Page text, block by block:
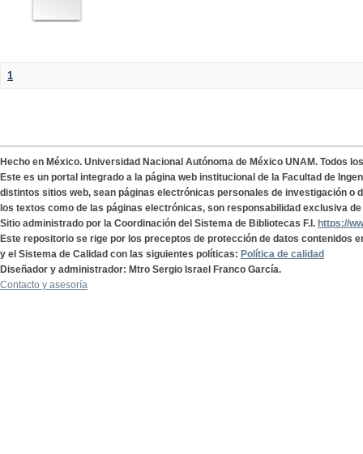
1
Hecho en México. Universidad Nacional Autónoma de México UNAM. Todos
Este es un portal integrado a la página web institucional de la Facultad de
distintos sitios web, sean páginas electrónicas personales de investigación o
los textos como de las páginas electrónicas, son responsabilidad exclusiva
Sitio administrado por la Coordinación del Sistema de Bibliotecas F.I. https://
Este repositorio se rige por los preceptos de protección de datos contenidos
y el Sistema de Calidad con las siguientes políticas: Política de calidad
Diseñador y administrador: Mtro Sergio Israel Franco García.
Contacto y asesoría